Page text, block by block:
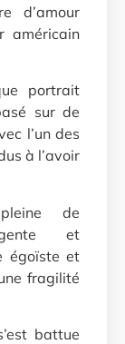
d’amour
américain
portrait
sur de
l’un des
à l’avoir
de
et
égoïste et
fragilité
battue